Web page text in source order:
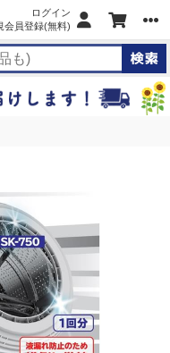
ログイン
会員登録(無料)